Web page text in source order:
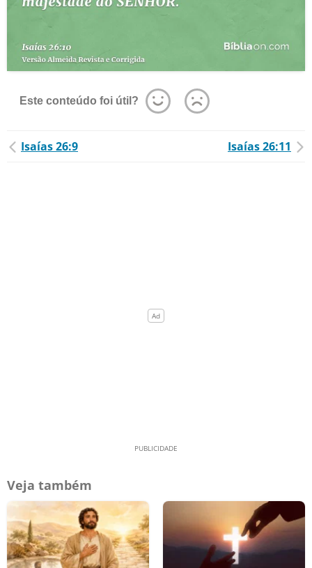
Este conteúdo foi útil?
Isaías 26:9 Isaías 26:11
Veja também